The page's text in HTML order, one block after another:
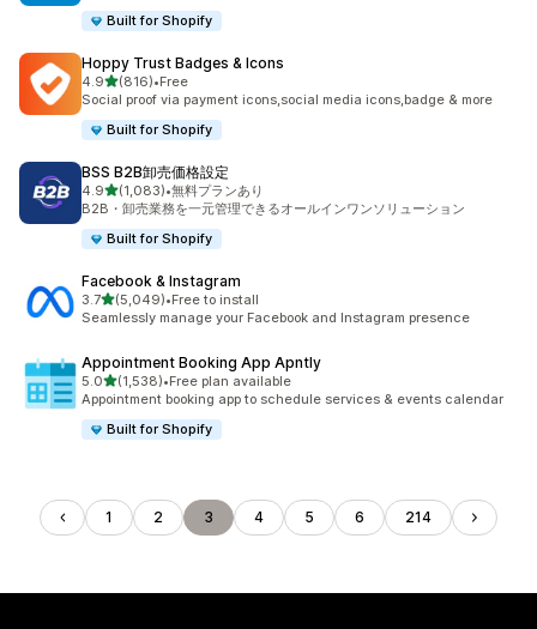
Built for Shopify
Hoppy Trust Badges & Icons
4.95つ星中
(816)
合計レビュー数：816件
•Free
Social proof via payment icons,social media icons,badge & more
Built for Shopify
BSS B2B卸売価格設定
4.95つ星中
(1,083)
合計レビュー数：1083件
•無料プランあり
B2B・卸売業務を一元管理できるオールインワンソリューション
Built for Shopify
Facebook & Instagram
3.75つ星中
(5,049)
合計レビュー数：5049件
•Free to install
Seamlessly manage your Facebook and Instagram presence
Appointment Booking App Apntly
5.05つ星中
(1,538)
合計レビュー数：1538件
•Free plan available
Appointment booking app to schedule services & events calendar
Built for Shopify
1 2 3 4 5 6 214